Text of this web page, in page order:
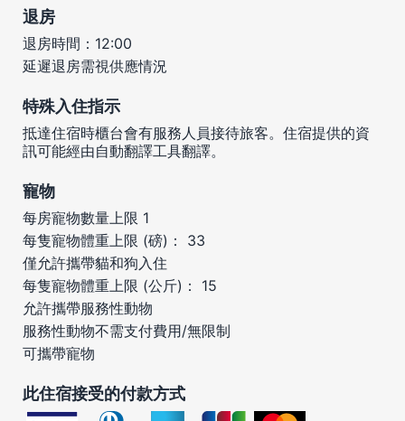
退房
退房時間：12:00
延遲退房需視供應情況
特殊入住指示
抵達住宿時櫃台會有服務人員接待旅客。住宿提供的資
訊可能經由自動翻譯工具翻譯。
寵物
每房寵物數量上限 1
每隻寵物體重上限 (磅)： 33
僅允許攜帶貓和狗入住
每隻寵物體重上限 (公斤)： 15
允許攜帶服務性動物
服務性動物不需支付費用/無限制
可攜帶寵物
此住宿接受的付款方式